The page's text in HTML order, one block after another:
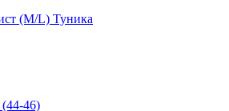
(M/L) Туника